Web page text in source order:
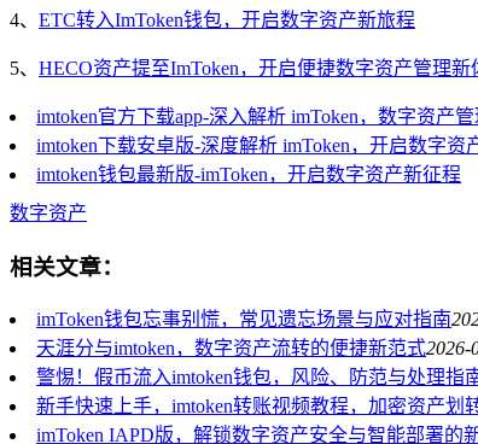
4、 ETC转入ImToken钱包，开启数字资产新旅程
5、 HECO资产提至ImToken，开启便捷数字资产管理新
imtoken官方下载app-深入解析 imToken，数字资产
imtoken下载安卓版-深度解析 imToken，开启数字资
imtoken钱包最新版-imToken，开启数字资产新征程
数字资产
相关文章：
imToken钱包忘事别慌，常见遗忘场景与应对指南
天涯分与imtoken，数字资产流转的便捷新范式2026-
警惕！假币流入imtoken钱包，风险、防范与处理指
新手快速上手，imtoken转账视频教程，加密资产划
imToken IAPD版，解锁数字资产安全与智能部署的